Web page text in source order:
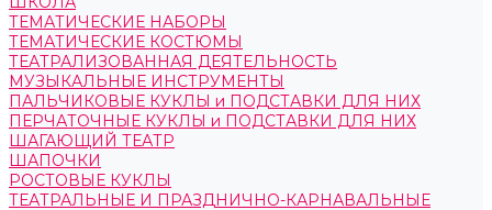
ТЕМАТИЧЕСКИЕ НАБОРЫ
ТЕМАТИЧЕСКИЕ КОСТЮМЫ
ТЕАТРАЛИЗОВАННАЯ ДЕЯТЕЛЬНОСТЬ
МУЗЫКАЛЬНЫЕ ИНСТРУМЕНТЫ
ПАЛЬЧИКОВЫЕ КУКЛЫ и ПОДСТАВКИ ДЛЯ НИХ
ПЕРЧАТОЧНЫЕ КУКЛЫ и ПОДСТАВКИ ДЛЯ НИХ
ШАГАЮЩИЙ ТЕАТР
ШАПОЧКИ
РОСТОВЫЕ КУКЛЫ
ТЕАТРАЛЬНЫЕ И ПРАЗДНИЧНО-КАРНАВАЛЬНЫЕ